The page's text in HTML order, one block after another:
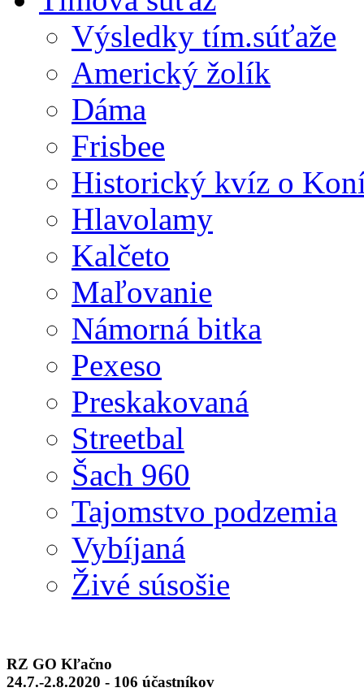
Výsledky tím.súťaže
Americký žolík
Dáma
Frisbee
Historický kvíz o
Hlavolamy
Kalčeto
Maľovanie
Námorná bitka
Pexeso
Preskakovaná
Streetbal
Šach 960
Tajomstvo podzemia
Vybíjaná
Živé súsošie
RZ GO Kľačno
24.7.-2.8.2020 - 106 účastníkov